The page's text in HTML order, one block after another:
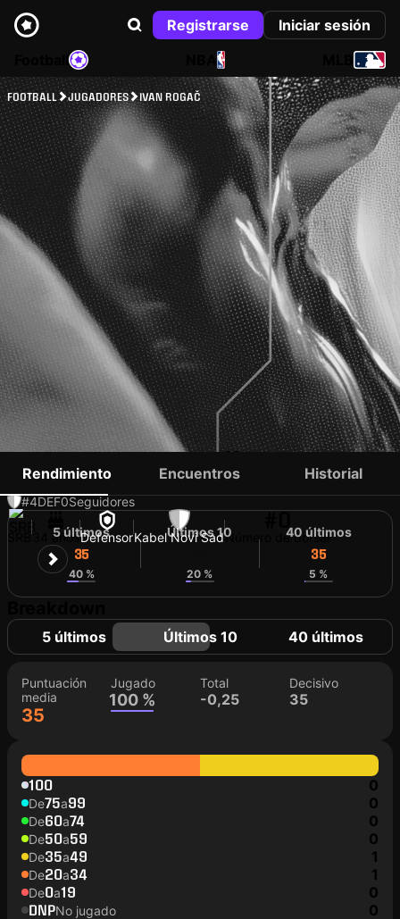
Registrarse
Iniciar sesión
NBA
FOOTBALL JUGADORES IVAN ROGAČ
IVAN ROGAČ
#4DEF0Seguidores
34 añosDefensorKabel Novi SadNúmero de dorsal
Rendimiento Encuentros Historial
5 últimos
35
40 %
Últimos 10
20 %
40 últimos
35
5 %
5 últimos Últimos 10 40 últimos
Puntuación
media
35
Jugado
100 %
Total
-0,25
Decisivo
35
100 0
De75a99 0
De60a74 0
De50a59 0
De35a49 1
De20a34 1
De0a19 0
DNPNo jugado 0